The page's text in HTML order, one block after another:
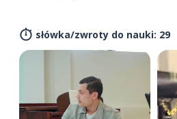
słówka/zwroty do nauki: 29